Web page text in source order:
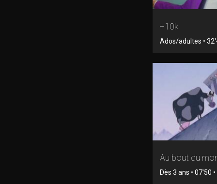
+10k
Ados/adultes •
Au bout du
Dès 3 ans • 07'50